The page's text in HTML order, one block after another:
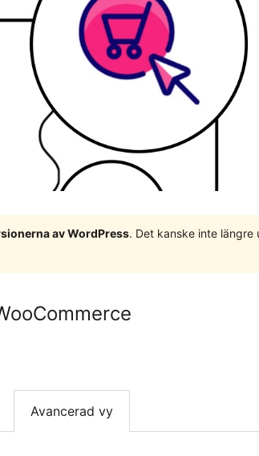
av WordPress. Det kanske inte
Avancerad vy